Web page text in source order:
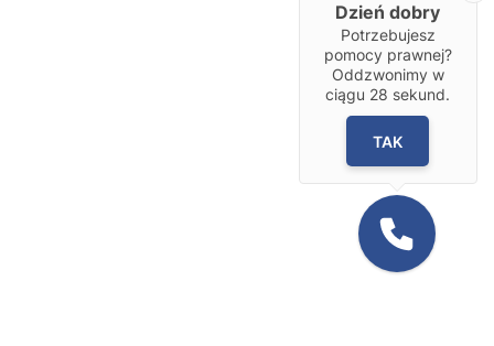
Dzień dobry
Potrzebujesz
pomocy prawnej?
Oddzwonimy w
ciągu 28 sekund.
TAK